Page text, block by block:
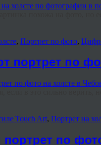
, Портрет по фото,
портрет по
Touch Art, Портрет на
по